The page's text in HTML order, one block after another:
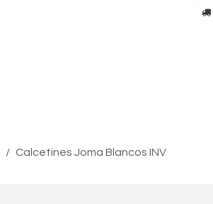
Calcetines Joma Blancos INV